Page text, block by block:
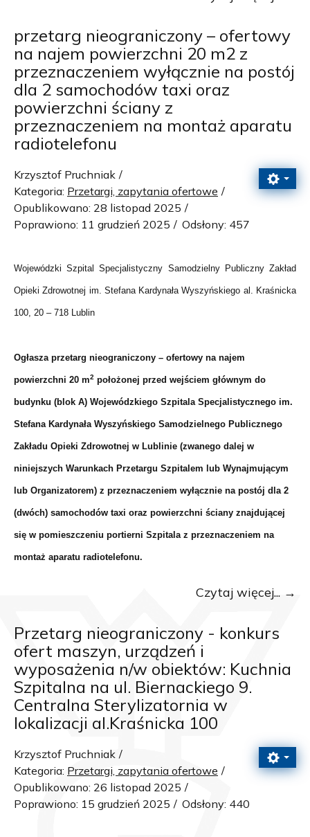
przetarg nieograniczony – ofertowy
na najem powierzchni 20 m2 z
przeznaczeniem wyłącznie na postój
dla 2 samochodów taxi oraz
powierzchni ściany z
przeznaczeniem na montaż aparatu
radiotelefonu
Krzysztof Pruchniak
Kategoria: Przetargi, zapytania ofertowe
Opublikowano: 28 listopad 2025
Poprawiono: 11 grudzień 2025
Odsłony: 457
Wojewódzki Szpital Specjalistyczny Samodzielny Publiczny Zakład
Opieki Zdrowotnej im. Stefana Kardynała Wyszyńskiego al. Kraśnicka
100, 20 – 718 Lublin
Ogłasza przetarg nieograniczony – ofertowy na najem
powierzchni 20 m2 położonej przed wejściem głównym do
budynku (blok A) Wojewódzkiego Szpitala Specjalistycznego im.
Stefana Kardynała Wyszyńskiego Samodzielnego Publicznego
Zakładu Opieki Zdrowotnej w Lublinie (zwanego dalej w
niniejszych Warunkach Przetargu Szpitalem lub Wynajmującym
lub Organizatorem) z przeznaczeniem wyłącznie na postój dla 2
(dwóch) samochodów taxi oraz powierzchni ściany znajdującej
się w pomieszczeniu portierni Szpitala z przeznaczeniem na
montaż aparatu radiotelefonu.
Czytaj więcej...
Przetarg nieograniczony - konkurs
ofert maszyn, urządzeń i
wyposażenia n/w obiektów: Kuchnia
Szpitalna na ul. Biernackiego 9.
Centralna Sterylizatornia w
lokalizacji al.Kraśnicka 100
Krzysztof Pruchniak
Kategoria: Przetargi, zapytania ofertowe
Opublikowano: 26 listopad 2025
Poprawiono: 15 grudzień 2025
Odsłony: 440